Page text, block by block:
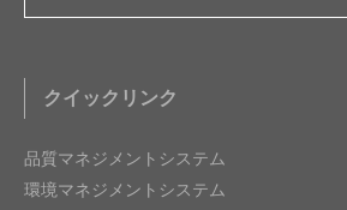
クイックリンク
品質マネジメントシステム
環境マネジメントシステム